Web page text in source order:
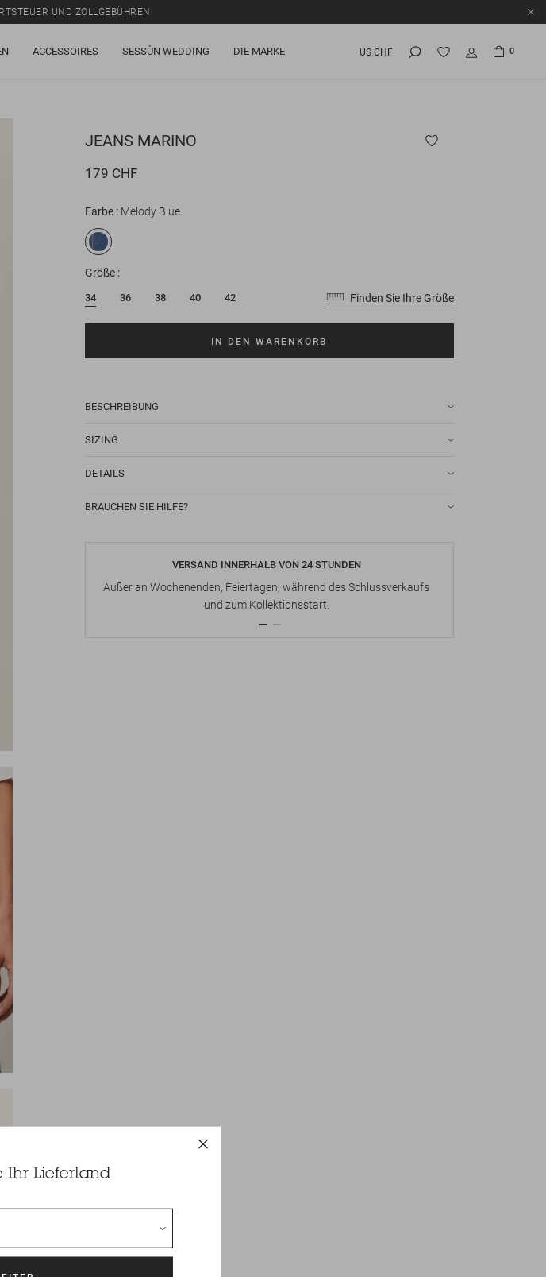
UND ZOLLGEBÜHREN.
ACCESSOIRES SESSÙN WEDDING DIE MARKE US CHF 0
JEANS MARINO
179 CHF
Farbe Melody Blue
Größe
34 36 38 40 42 Finden Sie Ihre Größe
IN DEN WARENKORB
BESCHREIBUNG
SIZING
DETAILS
BRAUCHEN SIE HILFE?
VERSAND INNERHALB VON 24 STUNDEN
Außer an Wochenenden, Feiertagen, während des Schlussverkaufs
und zum Kollektionsstart.
Ihr Lieferland